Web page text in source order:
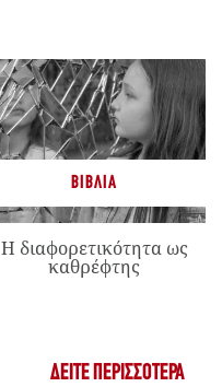
ΒΙΒΛΊΑ
Η διαφορετικότητα ως
καθρέφτης
ΔΕΊΤΕ ΠΕΡΙΣΣΌΤΕΡΑ